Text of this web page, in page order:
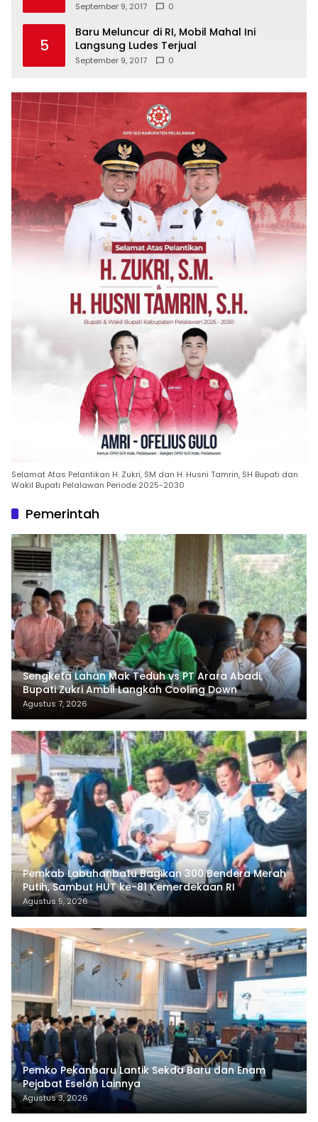
September 9, 2017 0
5
Baru Meluncur di RI, Mobil Mahal Ini
Langsung Ludes Terjual
September 9, 2017 0
Selamat Atas Pelantikan H. Zukri, SM dan H. Husni Tamrin, SH Bupati dan
Wakil Bupati Pelalawan Periode 2025-2030
Pemerintah
Sengketa Lahan Mak Teduh vs PT Arara Abadi,
Bupati Zukri Ambil Langkah Cooling Down
Agustus 7, 2026
Pemkab Labuhanbatu Bagikan 300 Bendera Merah
Putih, Sambut HUT ke-81 Kemerdekaan RI
Agustus 5, 2026
Pemko Pekanbaru Lantik Sekda Baru dan Enam
Pejabat Eselon Lainnya
Agustus 3, 2026